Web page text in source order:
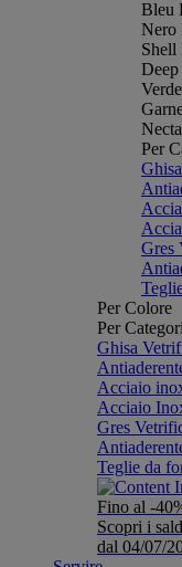
Bleu
Nero
Shell
Deep
Per
Gres
Per Colore
Per
Ghisa
Acciaio
Acciaio
Gres
Teglie da
Fino al -
Scopri i
dal 04/07/